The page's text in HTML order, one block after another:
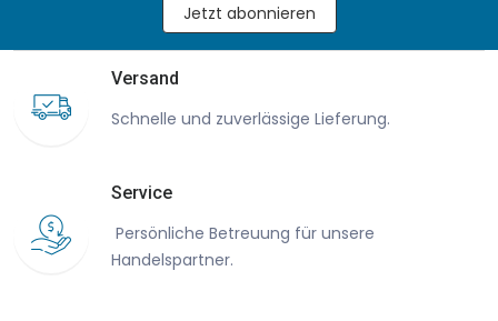
Jetzt abonnieren
Versand
Schnelle und zuverlässige Lieferung.
Service
Persönliche Betreuung für unsere
Handelspartner.